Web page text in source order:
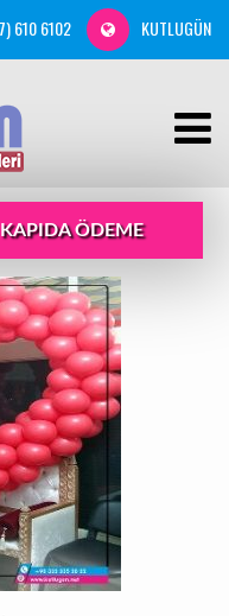
610 6102 KUTLUGÜN
ÖDEME